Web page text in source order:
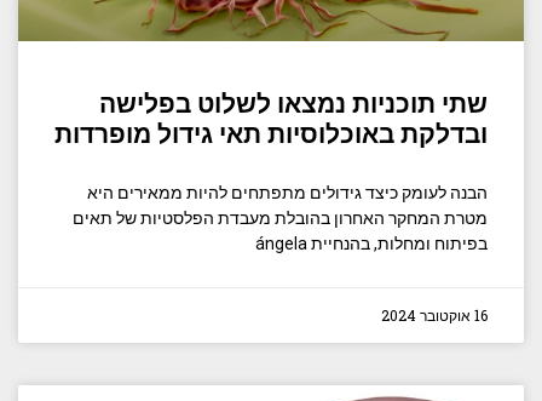
שתי תוכניות נמצאו לשלוט בפלישה
ובדלקת באוכלוסיות תאי גידול מופרדות
הבנה לעומק כיצד גידולים מתפתחים להיות ממאירים היא
מטרת המחקר האחרון בהובלת מעבדת הפלסטיות של תאים
בפיתוח ומחלות, בהנחיית ángela
16 אוקטובר 2024